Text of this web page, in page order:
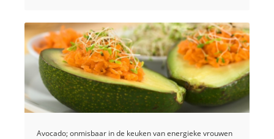
Avocado; onmisbaar in de keuken van energieke vrouwen